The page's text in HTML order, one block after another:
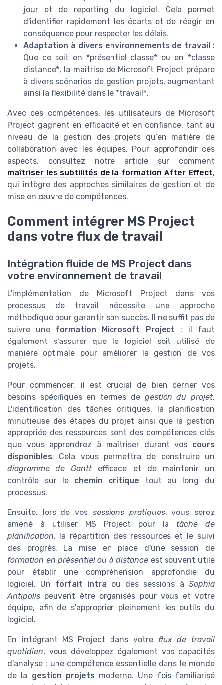
jour et de reporting du logiciel. Cela permet
d'identifier rapidement les écarts et de réagir en
conséquence pour respecter les délais.
Adaptation à divers environnements de travail :
Que ce soit en *présentiel classe* ou en *classe
distance*, la maîtrise de Microsoft Project prépare
à divers scénarios de gestion projets, augmentant
ainsi la flexibilité dans le *travail*.
Avec ces compétences, les utilisateurs de Microsoft
Project gagnent en efficacité et en confiance, tant au
niveau de la gestion des projets qu’en matière de
collaboration avec les équipes. Pour approfondir ces
aspects, consultez notre article sur comment
maîtriser les subtilités de la formation After Effect,
qui intègre des approches similaires de gestion et de
mise en œuvre de compétences.
Comment intégrer MS Project
dans votre flux de travail
Intégration fluide de MS Project dans
votre environnement de travail
L'implémentation de Microsoft Project dans vos
processus de travail nécessite une approche
méthodique pour garantir son succès. Il ne suffit pas de
suivre une formation Microsoft Project ; il faut
également s'assurer que le logiciel soit utilisé de
manière optimale pour améliorer la gestion de vos
projets.
Pour commencer, il est crucial de bien cerner vos
besoins spécifiques en termes de gestion du projet.
L'identification des tâches critiques, la planification
minutieuse des étapes du projet ainsi que la gestion
appropriée des ressources sont des compétences clés
que vous apprendrez à maîtriser durant vos cours
disponibles. Cela vous permettra de construire un
diagramme de Ganttefficace et de maintenir un
contrôle sur le chemin critique tout au long du
processus.
Ensuite, lors de vos sessions pratiques, vous serez
amené à utiliser MS Project pour la tâche de
planification, la répartition des ressources et le suivi
des progrès. La mise en place d'une session de
formation en présentiel ou à distanceest souvent utile
pour établir une compréhension approfondie du
logiciel. Un forfait intra ou des sessions à Sophia
Antipolis peuvent être organisés pour vous et votre
équipe, afin de s'approprier pleinement les outils du
logiciel.
En intégrant MS Project dans votre flux de travail
quotidien, vous développez également vos capacités
d'analyse ; une compétence essentielle dans le monde
de la gestion projets moderne. Une fois familiarisé